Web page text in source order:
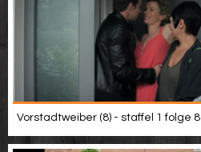
Vorstadtweiber (8) - staffel 1 folge 8